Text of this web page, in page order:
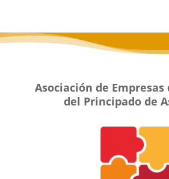
Asociación de
del Principado de